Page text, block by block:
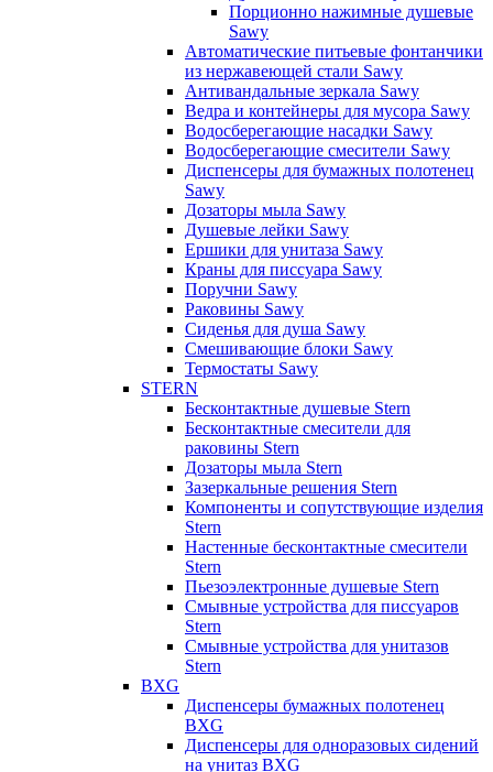
Порционно нажимные душевые
Sawy
Автоматические питьевые фонтанчики
из нержавеющей стали Sawy
Антивандальные зеркала Sawy
Ведра и контейнеры для мусора Sawy
Водосберегающие насадки Sawy
Водосберегающие смесители Sawy
Диспенсеры для бумажных полотенец
Sawy
Дозаторы мыла Sawy
Душевые лейки Sawy
Ершики для унитаза Sawy
Краны для писсуара Sawy
Поручни Sawy
Раковины Sawy
Сиденья для душа Sawy
Смешивающие блоки Sawy
Термостаты Sawy
STERN
Бесконтактные душевые Stern
Бесконтактные смесители для
раковины Stern
Дозаторы мыла Stern
Зазеркальные решения Stern
Компоненты и сопутствующие изделия
Stern
Настенные бесконтактные смесители
Stern
Пьезоэлектронные душевые Stern
Смывные устройства для писсуаров
Stern
Смывные устройства для унитазов
Stern
BXG
Диспенсеры бумажных полотенец
BXG
Диспенсеры для одноразовых сидений
на унитаз BXG